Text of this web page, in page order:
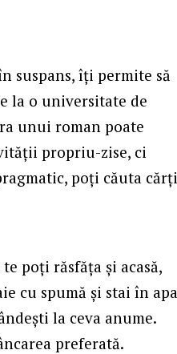
suspans, îți permite să
la o universitate de
unui roman poate
propriu-zise, ci
poți căuta cărți
poți răsfăța și acasă,
cu spumă și stai în apa
la ceva anume.
preferată.